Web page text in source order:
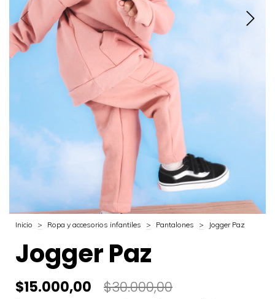
Inicio > Ropa y accesorios infantiles > Pantalones > Jogger Paz
Jogger Paz
$15.000,00 $30.000,00